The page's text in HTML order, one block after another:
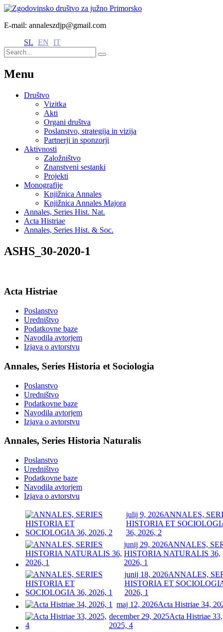
E-mail: annaleszdjp@gmail.com
SL EN IT
Menu
Društvo
Vizitka
Akti
Organi društva
Poslanstvo, strategija in vizija
Partnerji in sponzorji
Aktivnosti
Založništvo
Znanstveni sestanki
Projekti
Monografije
Knjižnica Annales
Knjižnica Annales Majora
Annales, Series Hist. Nat.
Acta Histriae
Annales, Series Hist. & Soc.
ASHS_30-2020-1
Acta Histriae
Poslanstvo
Uredništvo
Podatkovne baze
Navodila avtorjem
Izjava o avtorstvu
Annales, Series Historia et Sociologia
Poslanstvo
Uredništvo
Podatkovne baze
Navodila avtorjem
Izjava o avtorstvu
Annales, Series Historia Naturalis
Poslanstvo
Uredništvo
Podatkovne baze
Navodila avtorjem
Izjava o avtorstvu
julij 9, 2026ANNALES,
HISTORIA ET
36, 2026, 2
junij 29, 2026ANNALES,
HISTORIA NATURALIS 36,
2026, 1
junij 18, 2026ANNALES,
HISTORIA ET
2026, 1
maj 12, 2026Acta Histriae 34,
december 29, 2025Acta Histriae 33,
2025, 4